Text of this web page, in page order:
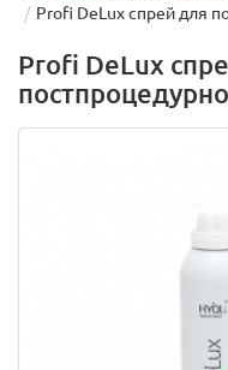
Profi DeLux спрей для
Profi DeLux